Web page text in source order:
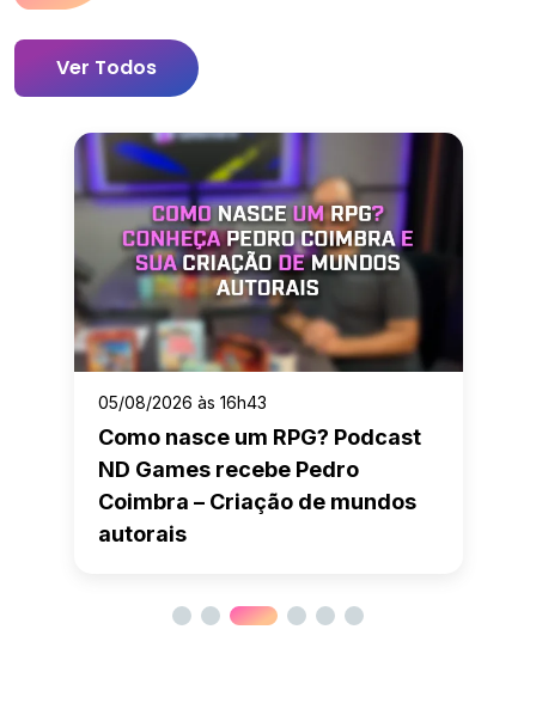
Ver Todos
05/08/2026 às 16h43
Como nasce um RPG? Podcast
ND Games recebe Pedro
Coimbra – Criação de mundos
autorais